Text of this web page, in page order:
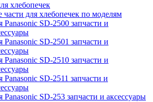
хлебопечек
части для хлебопечек по моделям
Panasonic SD-2500 запчасти и
Panasonic SD-2501 запчасти и
Panasonic SD-2510 запчасти и
Panasonic SD-2511 запчасти и
Panasonic SD-253 запчасти и аксессуары